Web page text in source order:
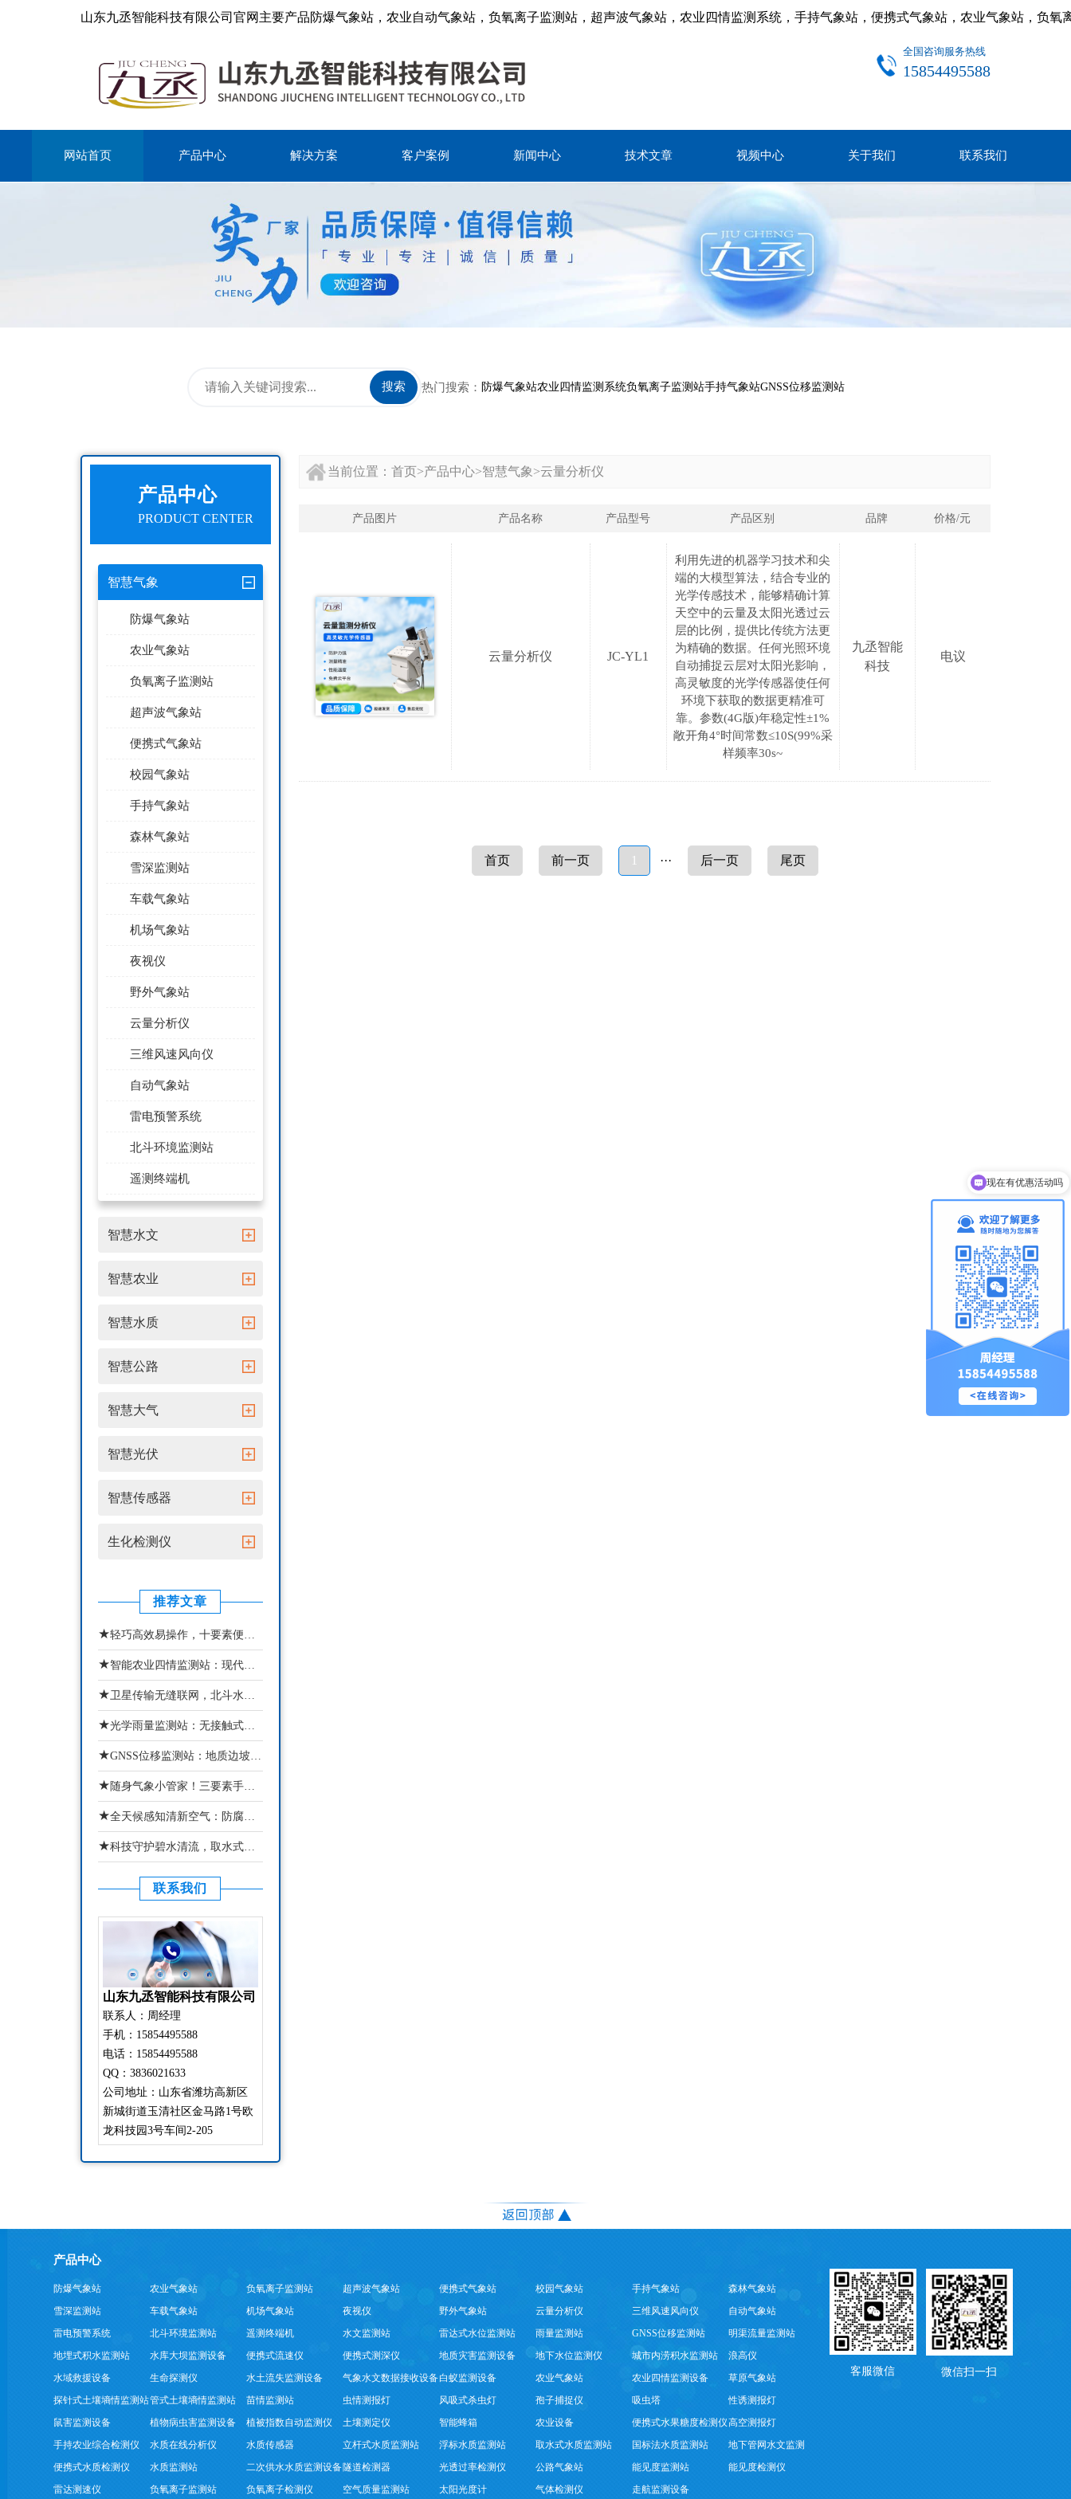
山东九丞智能科技有限公司官网主要产品防爆气象站，农业自动气象站，负氧离子监测站，超声波气象站，农业四情监测系统，手持气象站，便携式气象站，农业气象站，负氧
全国咨询服务热线
15854495588
网站首页 产品中心 解决方案 客户案例 新闻中心 技术文章 视频中心 关于我们 联系我们
搜索 热门搜索： 防爆气象站农业四情监测系统负氧离子监测站手持气象站GNSS位移监测站
产品中心
PRODUCT CENTER
智慧气象
防爆气象站
农业气象站
负氧离子监测站
超声波气象站
便携式气象站
校园气象站
手持气象站
森林气象站
雪深监测站
车载气象站
机场气象站
夜视仪
野外气象站
云量分析仪
三维风速风向仪
自动气象站
雷电预警系统
北斗环境监测站
遥测终端机
智慧水文
智慧农业
智慧水质
智慧公路
智慧大气
智慧光伏
智慧传感器
生化检测仪
推荐文章
★轻巧高效易操作，十要素便携式气象站助力多场景气象精细化监测
★智能农业四情监测站：现代农业苗情墒情虫情灾情一体化监测设备
★ 卫星传输无缝联网，北斗水文环境监测站实现动态治水
★光学雨量监测站：无接触式智能降雨气象监测设备
★GNSS位移监测站：地质边坡智能化安全监测预警设备
★ 随身气象小管家！三要素手持气象站精准掌握当下局部微气象状态
★全天候感知清新空气：防腐木款负氧离子监测站适配湿地林区
★科技守护碧水清流，取水式水质监测站还原真实水域水质状态
联系我们
山东九丞智能科技有限公司
联系人：周经理
手机：15854495588
电话：15854495588
QQ：3836021633
公司地址：山东省潍坊高新区
新城街道玉清社区金马路1号欧
龙科技园3号车间2-205
当前位置： 首页>产品中心>智慧气象>云量分析仪
产品图片 产品名称 产品型号 产品区别 品牌 价格/元
云量分析仪 JC-YL1
利用先进的机器学习技术和尖
端的大模型算法，结合专业的
光学传感技术，能够精确计算
天空中的云量及太阳光透过云
层的比例，提供比传统方法更
为精确的数据。任何光照环境
自动捕捉云层对太阳光影响，
高灵敏度的光学传感器使任何
环境下获取的数据更精准可
靠。参数(4G版)年稳定性±1%
敞开角4°时间常数≤10S(99%采
样频率30s~
九丞智能
科技
电议
首页 前一页 1 ··· 后一页 尾页
产品中心
防爆气象站 农业气象站 负氧离子监测站 超声波气象站 便携式气象站 校园气象站 手持气象站
森林气象站
雪深监测站
车载气象站 机场气象站 夜视仪 野外气象站 云量分析仪 三维风速风向仪
自动气象站
雷电预警系统
北斗环境监测站 遥测终端机 水文监测站 雷达式水位监测站 雨量监测站 GNSS位移监测站
明渠流量监测站
地埋式积水监测站
水库大坝监测设备 便携式流速仪 便携式测深仪 地质灾害监测设备 地下水位监测仪 城市内涝积水监测站
浪高仪
水域救援设备
生命探测仪 水土流失监测设备 气象水文数据接收设备白蚁监测设备 农业气象站 农业四情监测设备
草原气象站
探针式土壤墒情监测站管式土壤墒情监测站 苗情监测站 虫情测报灯 风吸式杀虫灯 孢子捕捉仪 吸虫塔
性诱测报灯
鼠害监测设备
植物病虫害监测设备 植被指数自动监测仪 土壤测定仪 智能蜂箱 农业设备 便携式水果糖度检测仪高空测报灯
手持农业综合检测仪
水质在线分析仪 水质传感器 立杆式水质监测站 浮标水质监测站 取水式水质监测站 国标法水质监测站
地下管网水文监测
便携式水质检测仪
水质监测站 二次供水水质监测设备隧道检测器 光透过率检测仪 公路气象站 能见度监测站
能见度检测仪
雷达测速仪
负氧离子监测站 负氧离子检测仪 空气质量监测站 太阳光度计 气体检测仪 走航监测设备
微信扫一扫
客服微信
可以介绍下你们的产品么